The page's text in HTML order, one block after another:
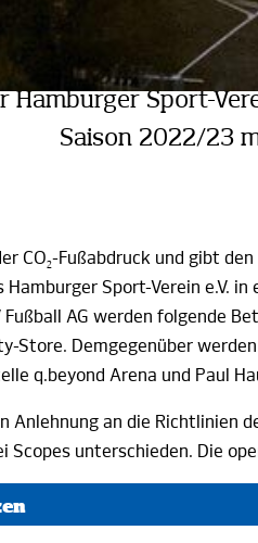
Hamburger Sport-
Saison 2022/23
CO2-Fußabdruck und gibt
Hamburger Sport-Verein e.V. in
AG werden folgende
Store. Demgegenüber
q.beyond Arena und Paul
Anlehnung an die Richtlinien
Scopesunterschieden. Die